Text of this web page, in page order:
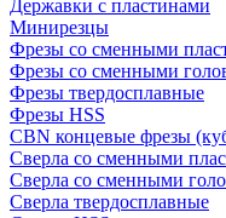
Державки с пластинами
Минирезцы
Фрезы со сменными
Фрезы со сменными
Фрезы твердосплавные
Фрезы HSS
CBN концевые фрезы
Сверла со сменными
Сверла со сменными
Сверла твердосплавные